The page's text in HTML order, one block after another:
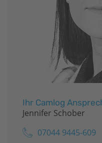
Ihr Camlog
Jennifer Schober
07044 9445-609